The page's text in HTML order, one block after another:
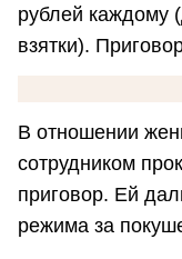
рублей каждому
взятки).
В отношении
сотрудником
приговор. Ей
режима за